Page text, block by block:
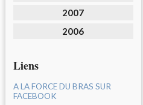
2007
2006
Liens
A LA FORCE DU BRAS SUR
FACEBOOK